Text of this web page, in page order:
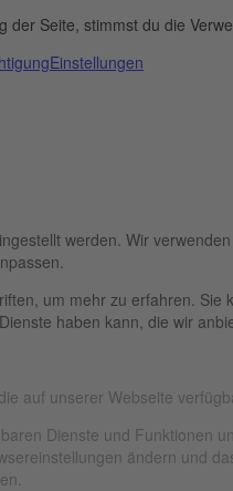
Seite, stimmst du die
Einstellungen
werden. Wir
um mehr zu erfahren.
haben kann, die wir
auf unserer Webseite
Dienste und Funktionen
ändern und